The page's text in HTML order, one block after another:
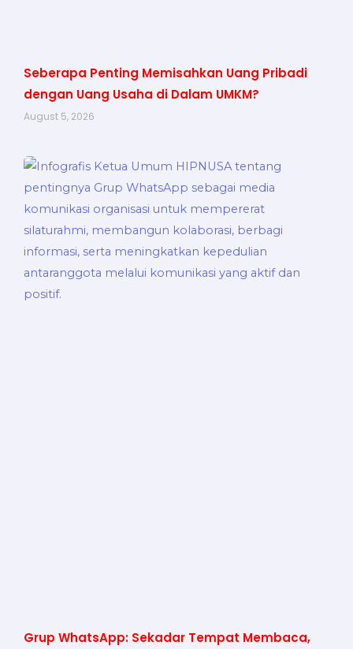
Seberapa Penting Memisahkan Uang Pribadi
dengan Uang Usaha di Dalam UMKM?
August 5, 2026
Grup WhatsApp: Sekadar Tempat Membaca,